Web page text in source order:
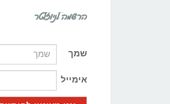
הרשמה לניוזלטר
שמך
אימייל